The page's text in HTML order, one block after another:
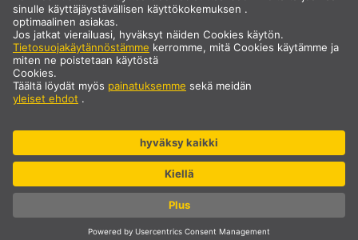
* Hinta ei sisällä arvonlisäveroa eikä toimituskuluja, jotka lisätään
** Ilmoitetut arvot ovat keskimääräisiä toimitusaikoja, ja ne
koskevat vakiotoimituksia Manner-Euroopassa edellyttäen, että
pidempi toimitusaika.
© SLV Germany 2026. Kaikki oikeudet pidätetään
Tietosuoja
Yleiset myyntiehdot